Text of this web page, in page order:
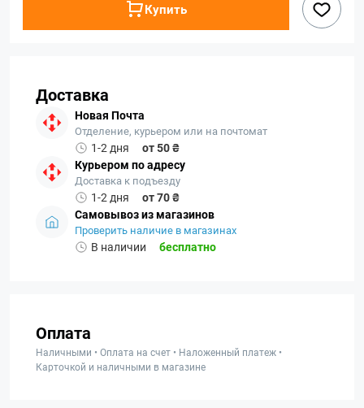
Купить
Доставка
Новая Почта
Отделение, курьером или на почтомат
1-2 дня
от 50 ₴
Курьером по адресу
Доставка к подъезду
1-2 дня
от 70 ₴
Самовывоз из магазинов
Проверить наличие в магазинах
В наличии бесплатно
Оплата
Наличными • Оплата на счет • Наложенный платеж •
Карточкой и наличными в магазине